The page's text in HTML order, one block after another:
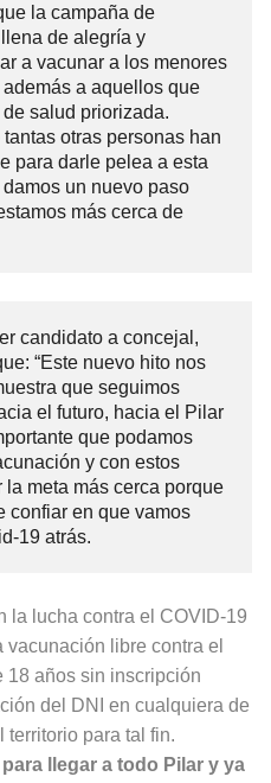
la campaña de
de alegría y
a vacunar a los menores
a aquellos que
salud priorizada.
otras personas han
para darle pelea a esta
un nuevo paso
más cerca de
candidato a concejal,
“Este nuevo hito nos
que seguimos
el futuro, hacia el Pilar
que podamos
y con estos
meta más cerca porque
confiar en que vamos
19 atrás.
la lucha contra el COVID-19
vacunación libre contra el
18 años sin inscripción
del DNI en cualquiera de
territorio para tal fin.
llegar a todo Pilar y ya